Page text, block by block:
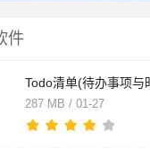
件
287 MB / 01-27